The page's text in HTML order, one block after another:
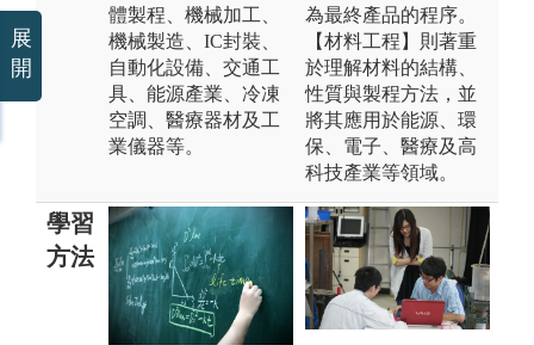
體製程、機械加工、
機械製造、IC封裝、
自動化設備、交通工
具、能源產業、冷凍
空調、醫療器材及工
業儀器等。
為最終產品的程序。
【材料工程】則著重
於理解材料的結構、
性質與製程方法，並
將其應用於能源、環
保、電子、醫療及高
科技產業等領域。
學習
方法
展
開